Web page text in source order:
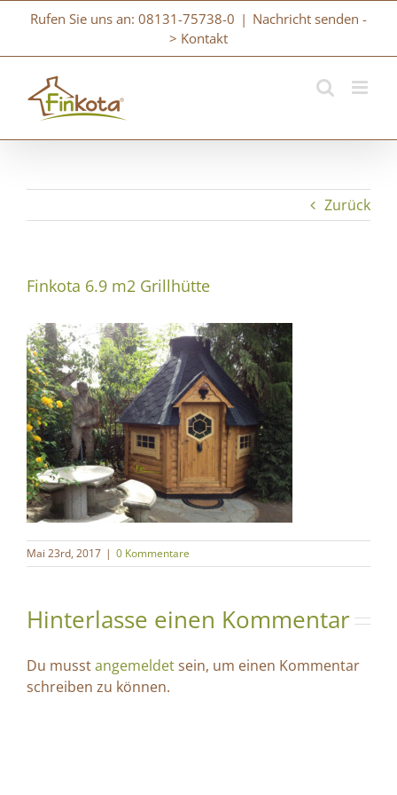
springen
Rufen Sie uns an: 08131-75738-0 | Nachricht senden -
> Kontakt
Zurück
Finkota 6.9 m2 Grillhütte
Mai 23rd, 2017 | 0 Kommentare
Hinterlasse einen Kommentar
Du musstangemeldetsein, um einen Kommentar
schreiben zu können.